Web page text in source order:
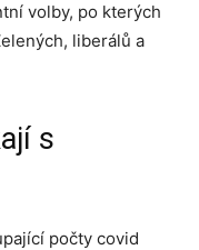
volby, po kterých
liberálů a
s
počty covid